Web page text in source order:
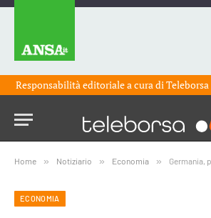
Responsabilità editoriale a cura diTeleborsa
Home » Notiziario » Economia » Germania,
ECONOMIA